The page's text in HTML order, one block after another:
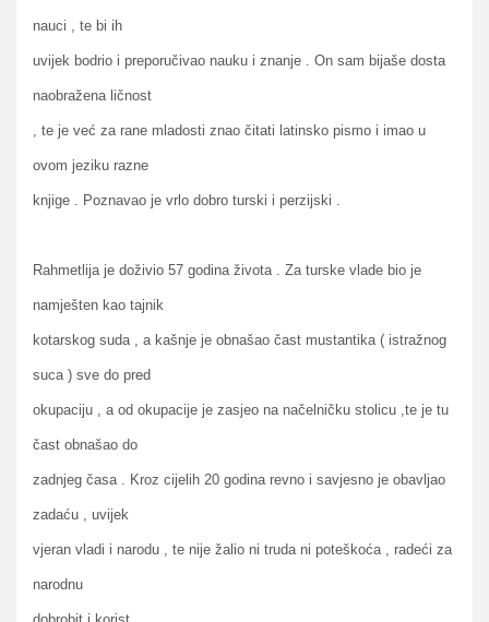
nauci , te bi ih
uvijek bodrio i preporučivao nauku i znanje . On sam bijaše dosta
naobražena ličnost
, te je već za rane mladosti znao čitati latinsko pismo i imao u
ovom jeziku razne
knjige . Poznavao je vrlo dobro turski i perzijski .
Rahmetlija je doživio 57 godina života . Za turske vlade bio je
namješten kao tajnik
kotarskog suda , a kašnje je obnašao čast mustantika ( istražnog
suca ) sve do pred
okupaciju , a od okupacije je zasjeo na načelničku stolicu ,te je tu
čast obnašao do
zadnjeg časa . Kroz cijelih 20 godina revno i savjesno je obavljao
zadaću , uvijek
vjeran vladi i narodu , te nije žalio ni truda ni poteškoća , radeći za
narodnu